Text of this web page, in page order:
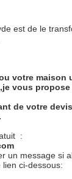
est de le
votre maison
vous
de votre
:
un message si
ci-dessous: